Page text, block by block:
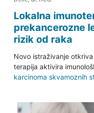
Lokalna
prekancerozne
rizik od raka
Novo istraživanje
terapija aktivira
karcinoma skvamoznih